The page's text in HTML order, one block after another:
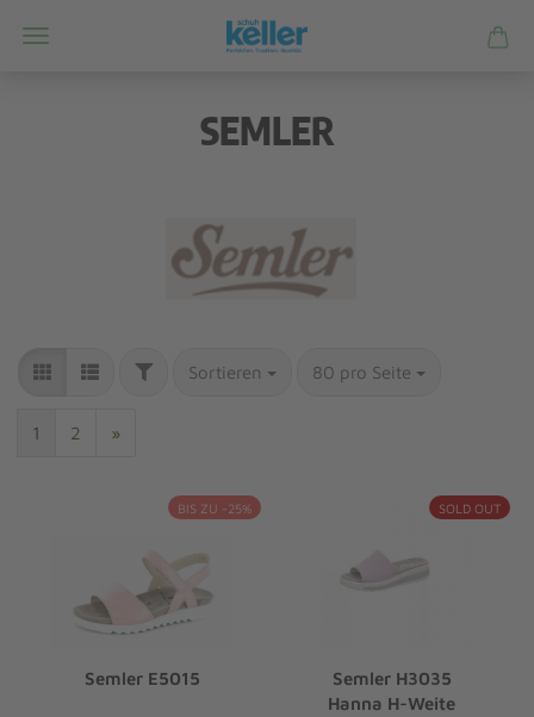
SEMLER
Sortieren 80 pro Seite
1 2 »
BIS ZU -25%
Semler E5015
SOLD OUT
Semler H3035
Hanna H-Weite